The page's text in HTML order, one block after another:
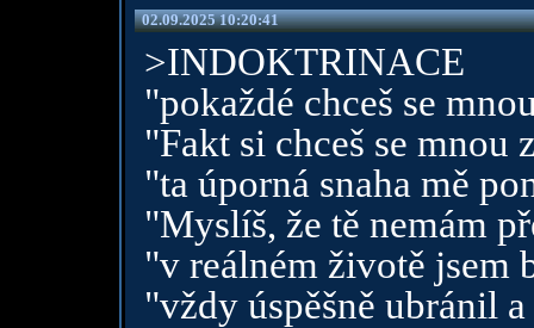
02.09.2025 10:20:41
>INDOKTRINACE
"pokaždé chceš se
"Fakt si chceš se mnou
"ta úporná snaha mě
"Myslíš, že tě nemám
"v reálném životě jsem
"vždy úspěšně ubránil